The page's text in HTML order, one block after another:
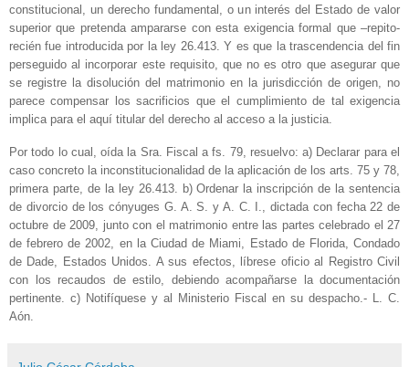
constitucional, un derecho fundamental, o un interés del Estado de valor
superior que pretenda ampararse con esta exigencia formal que –repito-
recién fue introducida por la ley 26.413. Y es que la trascendencia del fin
perseguido al incorporar este requisito, que no es otro que asegurar que
se registre la disolución del matrimonio en la jurisdicción de origen, no
parece compensar los sacrificios que el cumplimiento de tal exigencia
implica para el aquí titular del derecho al acceso a la justicia.
Por todo lo cual, oída la Sra. Fiscal a fs. 79, resuelvo: a) Declarar para el
caso concreto la inconstitucionalidad de la aplicación de los arts. 75 y 78,
primera parte, de la ley 26.413. b) Ordenar la inscripción de la sentencia
de divorcio de los cónyuges G. A. S. y A. C. I., dictada con fecha 22 de
octubre de 2009, junto con el matrimonio entre las partes celebrado el 27
de febrero de 2002, en la Ciudad de Miami, Estado de Florida, Condado
de Dade, Estados Unidos. A sus efectos, líbrese oficio al Registro Civil
con los recaudos de estilo, debiendo acompañarse la documentación
pertinente. c) Notifíquese y al Ministerio Fiscal en su despacho.­- L. C.
Aón.